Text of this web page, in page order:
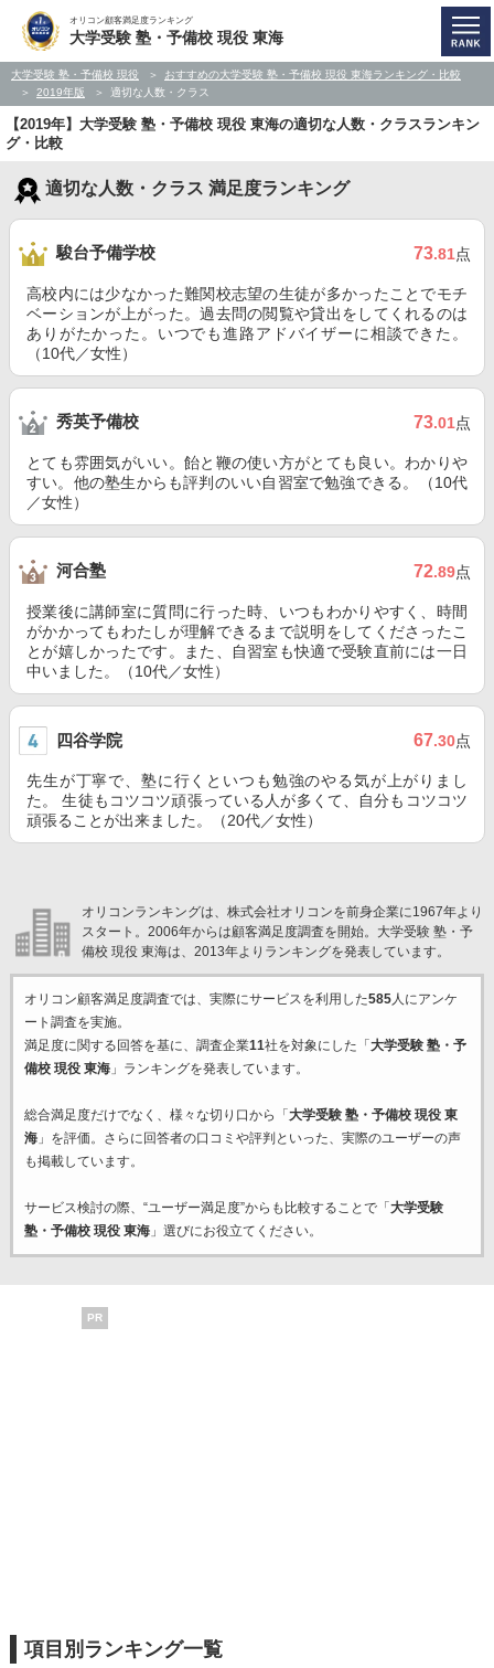
オリコン顧客満足度ランキング
大学受験 塾・予備校 現役 東海
大学受験 塾・予備校 現役
おすすめの大学受験 塾・予備校 現役 東海ランキング・比較
2019年版
適切な人数・クラス
【2019年】大学受験 塾・予備校 現役 東海の適切な人数・クラスランキン
グ・比較
適切な人数・クラス 満足度ランキング
駿台予備学校 73.81点
高校内には少なかった難関校志望の生徒が多かったことでモチ
ベーションが上がった。過去問の閲覧や貸出をしてくれるのは
ありがたかった。いつでも進路アドバイザーに相談できた。
（10代／女性）
秀英予備校 73.01点
とても雰囲気がいい。飴と鞭の使い方がとても良い。わかりや
すい。他の塾生からも評判のいい自習室で勉強できる。（10代
／女性）
河合塾 72.89点
授業後に講師室に質問に行った時、いつもわかりやすく、時間
がかかってもわたしが理解できるまで説明をしてくださったこ
とが嬉しかったです。また、自習室も快適で受験直前には一日
中いました。（10代／女性）
四谷学院 67.30点
先生が丁寧で、塾に行くといつも勉強のやる気が上がりまし
た。 生徒もコツコツ頑張っている人が多くて、自分もコツコツ
頑張ることが出来ました。（20代／女性）
オリコンランキングは、株式会社オリコンを前身企業に1967年より
スタート。2006年からは顧客満足度調査を開始。大学受験 塾・予
備校 現役 東海は、2013年よりランキングを発表しています。
オリコン顧客満足度調査では、実際にサービスを利用した585人にアンケ
ート調査を実施。
満足度に関する回答を基に、調査企業11社を対象にした「 大学受験 塾・予
備校 現役 東海」ランキングを発表しています。
総合満足度だけでなく、様々な切り口から「 大学受験 塾・予備校 現役 東
海」を評価。さらに回答者の口コミや評判といった、実際のユーザーの声
も掲載しています。
サービス検討の際、“ユーザー満足度”からも比較することで「 大学受験
塾・予備校 現役 東海」選びにお役立てください。
PR
項目別ランキング一覧